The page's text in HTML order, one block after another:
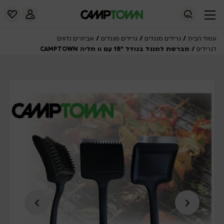
עמוד הבית / גרילים מנגלים / גרילים מנגלים / אביזרים נלווים
לגרילים / מברשת למנגל בגודל “18 עם וו תליה CAMPTOWN